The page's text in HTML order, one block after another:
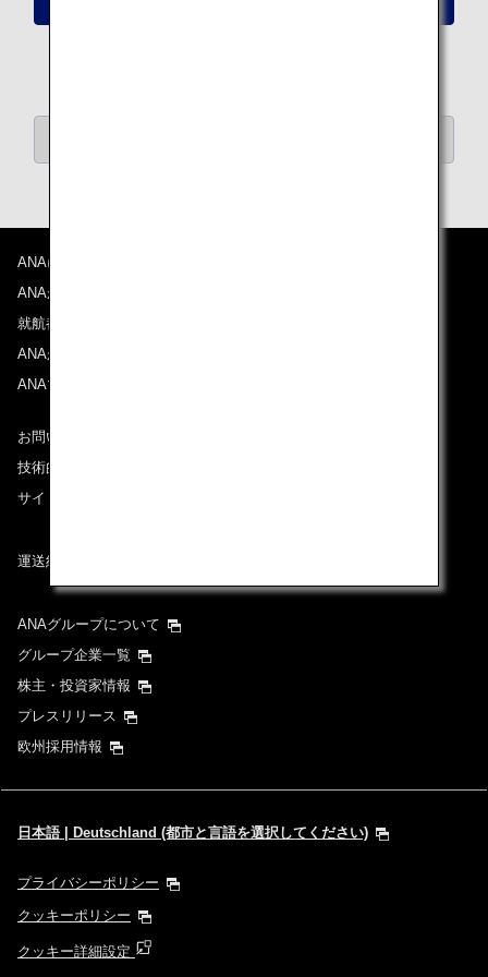
ANAについて
ANAからのお知らせ
就航都市
ANAがお約束する体験
ANAマイレージクラブ
お問い合わせ
技術的なお問い合わせ（推奨環境）
サイトマップ
運送約款
ANAグループについて
グループ企業一覧
株主・投資家情報
プレスリリース
欧州採用情報
日本語 | Deutschland (都市と言語を選択してください)
プライバシーポリシー
クッキーポリシー
クッキー詳細設定